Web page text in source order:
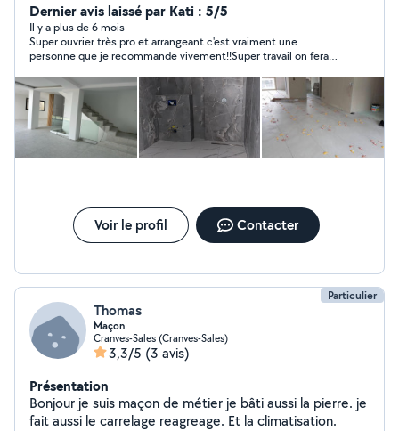
Dernier avis laissé par Kati : 5/5
Il y a plus de 6 mois
Super ouvrier très pro et arrangeant c'est vraiment une
personne que je recommande vivement!!Super travail on fera
Voir le profil Contacter
Particulier
Thomas
Maçon
Cranves-Sales (Cranves-Sales)
3,3/5 (3 avis)
Présentation
Bonjour je suis maçon de métier je bâti aussi la pierre. je
fait aussi le carrelage reagreage. Et la climatisation.